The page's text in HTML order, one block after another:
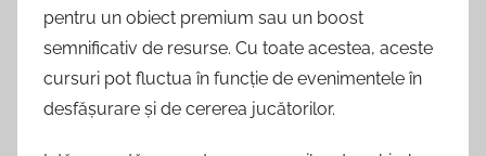
pentru un obiect premium sau un boost
semnificativ de resurse. Cu toate acestea, aceste
cursuri pot fluctua în funcție de evenimentele în
desfășurare și de cererea jucătorilor.